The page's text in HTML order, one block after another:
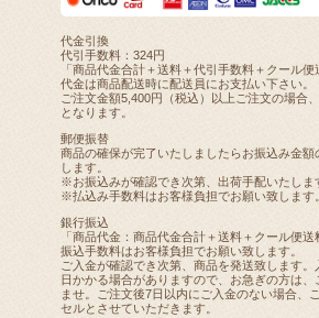
代金引換
代引手数料：324円
「商品代金合計＋送料＋代引手数料＋クール便
代金は商品配送時に配送員にお支払い下さい。
ご注文金額5,400円（税込）以上ご注文の場合
となります。
郵便振替
商品の確保が完了いたしましたらお振込み金額
します。
※お振込みが確認でき次第、出荷手配いたしま
※払込み手数料はお客様負担でお願い致します。
銀行振込
「商品代金：商品代金合計＋送料＋クール便送
振込手数料はお客様負担でお願い致します。
ご入金が確認でき次第、商品を発送致します。
日かかる場合がありますので、お急ぎの方は、
ませ。ご注文後7日以内にご入金のない場合、
セルとさせていただきます。